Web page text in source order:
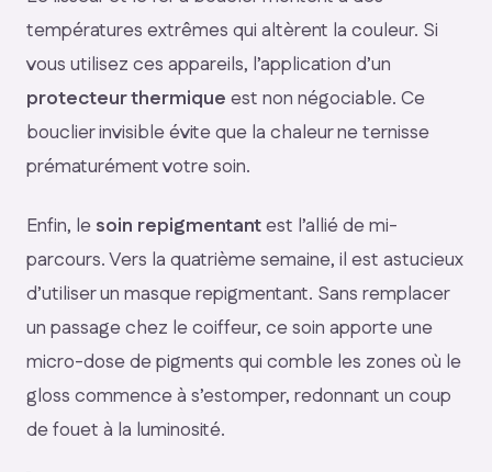
températures extrêmes qui altèrent la couleur. Si
vous utilisez ces appareils, l’application d’un
protecteur thermique est non négociable. Ce
bouclier invisible évite que la chaleur ne ternisse
prématurément votre soin.
Enfin, le soin repigmentantest l’allié de mi-
parcours. Vers la quatrième semaine, il est astucieux
d’utiliser un masque repigmentant. Sans remplacer
un passage chez le coiffeur, ce soin apporte une
micro-dose de pigments qui comble les zones où le
gloss commence à s’estomper, redonnant un coup
de fouet à la luminosité.